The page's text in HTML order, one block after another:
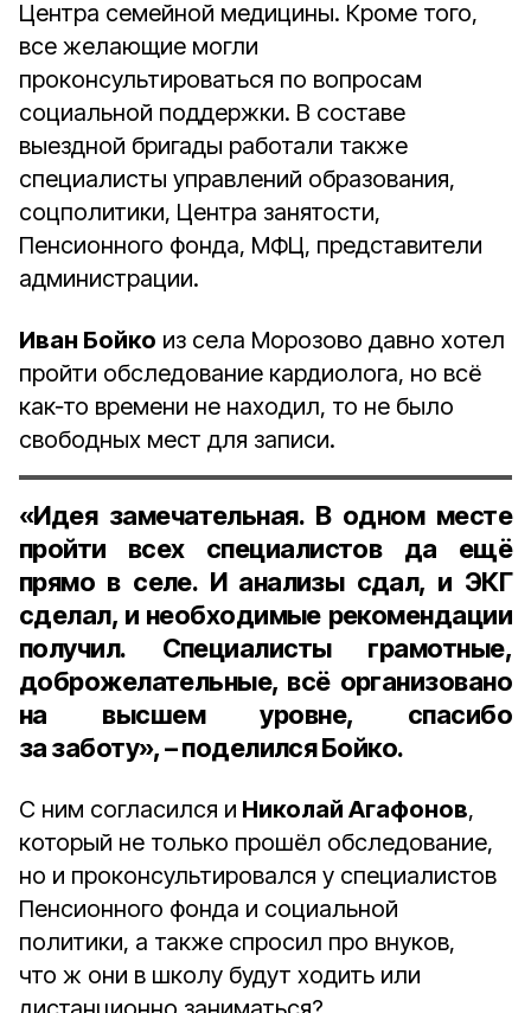
Центра семейной медицины. Кроме того,
все желающие могли
проконсультироваться по вопросам
социальной поддержки. В составе
выездной бригады работали также
специалисты управлений образования,
соцполитики, Центра занятости,
Пенсионного фонда, МФЦ, представители
администрации.
Иван Бойко из села Морозово давно хотел
пройти обследование кардиолога, но всё
как‑то времени не находил, то не было
свободных мест для записи.
«Идея замечательная. В одном месте
пройти всех специалистов да ещё
прямо в селе. И анализы сдал, и ЭКГ
сделал, и необходимые рекомендации
получил. Специалисты грамотные,
доброжелательные, всё организовано
на высшем уровне, спасибо
за заботу», – поделился Бойко.
С ним согласился и Николай Агафонов,
который не только прошёл обследование,
но и проконсультировался у специалистов
Пенсионного фонда и социальной
политики, а также спросил про внуков,
что ж они в школу будут ходить или